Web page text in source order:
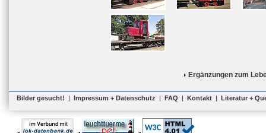
Ergänzungen zum
Bilder gesucht! | Impressum + Datenschutz | FAQ | Kontakt | Literatur +